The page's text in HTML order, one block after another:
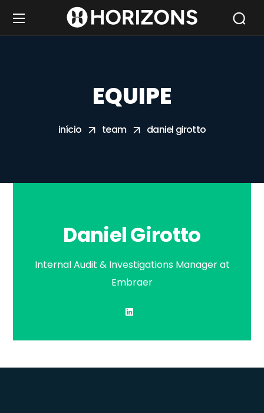
EQUIPE
início team daniel girotto
Daniel Girotto
Internal Audit & Investigations Manager at
Embraer